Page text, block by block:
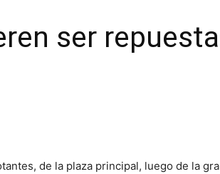
ser
de la plaza principal, luego de la